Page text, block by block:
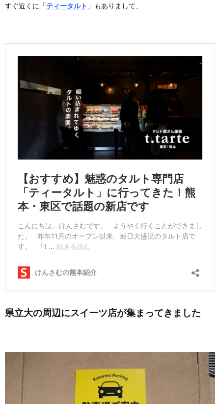
すぐ近くに「ティータルト 」もありまして、
県立大の周辺にスイーツ店が集まってきました